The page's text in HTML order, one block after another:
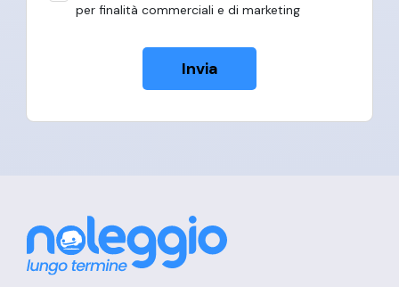
per finalità commerciali e di marketing
Invia